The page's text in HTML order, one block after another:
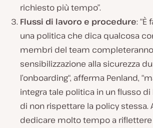
richiesto più tempo”.
Flussi di lavoro e procedure:
una politica che dica qualcosa
membri del team
sensibilizzazione alla sicurezza
l’onboarding“, afferma Penland,
integra tale politica in un flusso di
di non rispettare la policy stessa.
dedicare molto tempo a riflettere